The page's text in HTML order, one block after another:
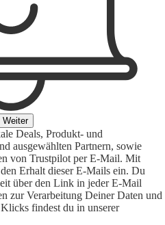
Weiter
Deals, Produkt- und
ausgewählten Partnern, sowie
von Trustpilot per E-Mail. Mit
Erhalt dieser E-Mails ein. Du
über den Link in jeder E-Mail
zur Verarbeitung Deiner Daten und
findest du in unserer